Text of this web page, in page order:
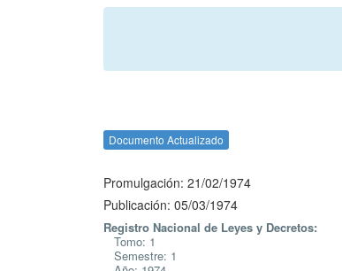
Documento Actualizado
Promulgación: 21/02/1974
Publicación: 05/03/1974
Registro Nacional de Leyes y Decretos:
Tomo: 1
Semestre: 1